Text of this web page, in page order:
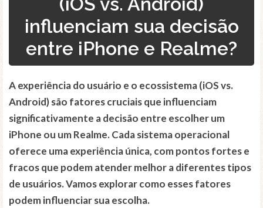
influenciam sua decisão
entre iPhone e Realme?
A experiência do usuário e o ecossistema (iOS vs.
Android) são fatores cruciais que influenciam
significativamente a decisão entre escolher um
iPhone ou um Realme. Cada sistema operacional
oferece uma experiência única, com pontos fortes e
fracos que podem atender melhor a diferentes tipos
de usuários. Vamos explorar como esses fatores
podem influenciar sua escolha.